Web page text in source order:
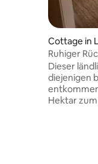
Cottage in
Ruhiger
Bras D’Or
Dieser
diejenigen
Hektar